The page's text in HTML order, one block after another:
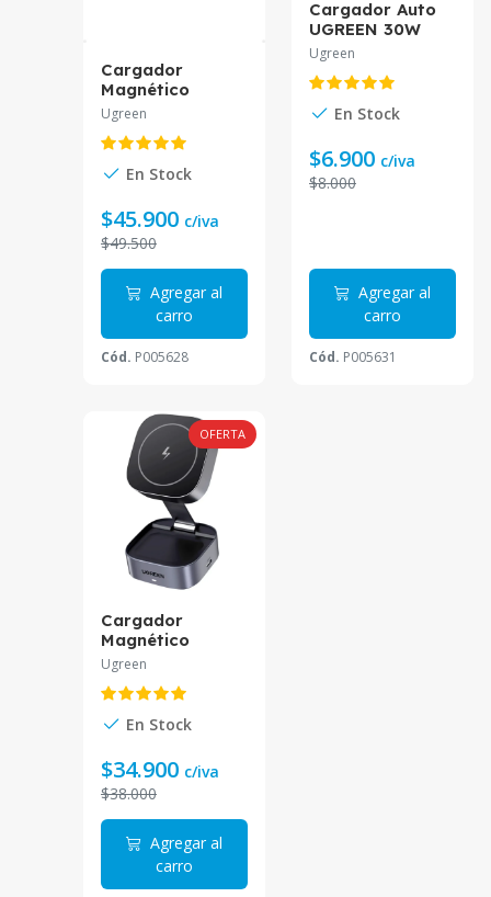
Cargador
Magnético
UGREEN 20W
W706
Ugreen
En Stock
$45.900 c/iva
$49.500
Agregar al
carro
Cód. P005628
Cargador Auto
UGREEN 30W
USB-C + USB-A
EC305
Ugreen
En Stock
$6.900 c/iva
$8.000
Agregar al
carro
Cód. P005631
OFERTA
Cargador
Magnético
UGREEN
W526
Ugreen
En Stock
$34.900 c/iva
$38.000
Agregar al
carro